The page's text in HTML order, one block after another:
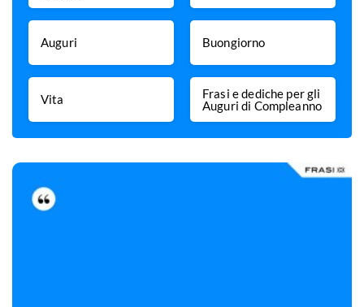
Auguri Buongiorno
Vita
Frasi e dediche per gli
Auguri di Compleanno